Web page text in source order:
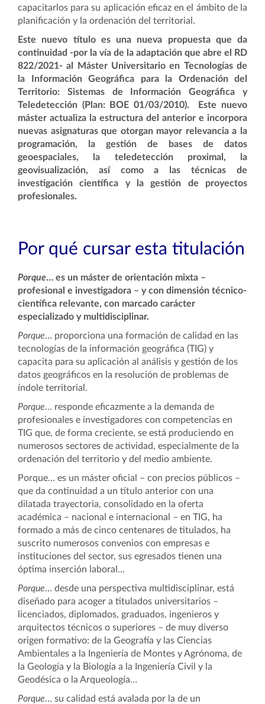
capacitarlos para su aplicación eficaz en el ámbito de la
planificación y la ordenación del territorial.
Este nuevo título es una nueva propuesta que da
continuidad -por la vía de la adaptación que abre el RD
822/2021- al Máster Universitario en Tecnologías de
la Información Geográfica para la Ordenación del
Territorio: Sistemas de Información Geográfica y
Teledetección (Plan: BOE 01/03/2010). Este nuevo
máster actualiza la estructura del anterior e incorpora
nuevas asignaturas que otorgan mayor relevancia a la
programación, la gestión de bases de datos
geoespaciales, la teledetección proximal, la
geovisualización, así como a las técnicas de
investigación científica y la gestión de proyectos
profesionales.
Por qué cursar esta titulación
Porque… es un máster de orientación mixta –
profesional e investigadora – y con dimensión técnico-
científica relevante, con marcado carácter
especializado y multidisciplinar.
Porque… proporciona una formación de calidad en las
tecnologías de la información geográfica (TIG) y
capacita para su aplicación al análisis y gestión de los
datos geográficos en la resolución de problemas de
índole territorial.
Porque… responde eficazmente a la demanda de
profesionales e investigadores con competencias en
TIG que, de forma creciente, se está produciendo en
numerosos sectores de actividad, especialmente de la
ordenación del territorio y del medio ambiente.
Porque… es un máster oficial – con precios públicos –
que da continuidad a un título anterior con una
dilatada trayectoria, consolidado en la oferta
académica – nacional e internacional – en TIG, ha
formado a más de cinco centenares de titulados, ha
suscrito numerosos convenios con empresas e
instituciones del sector, sus egresados tienen una
óptima inserción laboral…
Porque… desde una perspectiva multidisciplinar, está
diseñado para acoger a titulados universitarios –
licenciados, diplomados, graduados, ingenieros y
arquitectos técnicos o superiores – de muy diverso
origen formativo: de la Geografía y las Ciencias
Ambientales a la Ingeniería de Montes y Agrónoma, de
la Geología y la Biología a la Ingeniería Civil y la
Geodésica o la Arqueología…
Porque… su calidad está avalada por la de un